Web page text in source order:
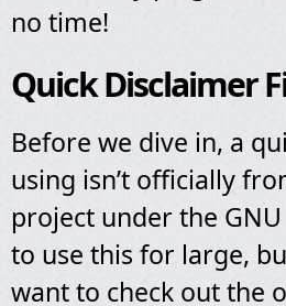
no time!
Quick Disclaimer
Before we dive in, a
using isn’t officially
project under the
to use this for large,
want to check out the